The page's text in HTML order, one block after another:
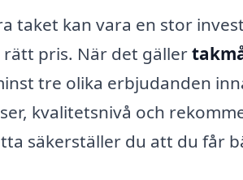
taket kan vara en stor
pris. När det gäller
tre olika erbjudanden
kvalitetsnivå och
säkerställer du att du får